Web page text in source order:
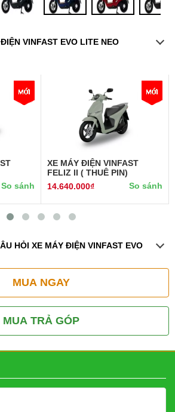
VINFAST EVO LITE NEO
So sánh
XE MÁY ĐIỆN VINFAST
FELIZ II ( THUÊ PIN)
14.640.000₫
So sánh
HỎI XE MÁY ĐIỆN VINFAST EVO
MUA NGAY
MUA TRẢ GÓP